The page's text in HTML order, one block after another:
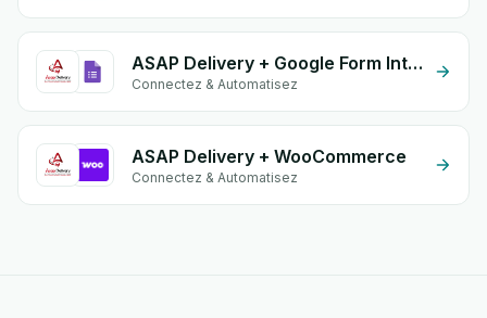
ASAP Delivery + Google Form Integration
Connectez & Automatisez
ASAP Delivery + WooCommerce
Connectez & Automatisez